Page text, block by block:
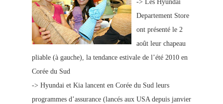
-> Les Hyundai
Departement Store
ont présenté le 2
août leur chapeau
pliable (à gauche), la tendance estivale de l’été 2010 en
Corée du Sud
-> Hyundai et Kia lancent en Corée du Sud leurs
programmes d’assurance (lancés aux USA depuis janvier